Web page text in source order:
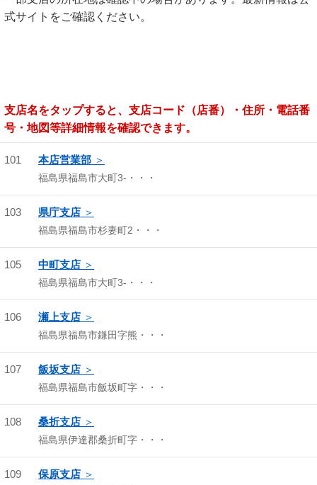
式サイトをご確認ください。
支店名をタップすると、支店コード（店番）・住所・電話番
号・地図等詳細情報を確認できます。
101 本店営業部
福島県福島市大町3-・・・
103 県庁支店
福島県福島市杉妻町2・・・
105 中町支店
福島県福島市大町3-・・・
106 瀬上支店
福島県福島市鎌田字熊・・・
107 飯坂支店
福島県福島市飯坂町字・・・
108 桑折支店
福島県伊達郡桑折町字・・・
109 保原支店